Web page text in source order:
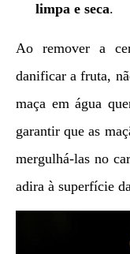
limpa e seca.
Ao remover a
danificar a fruta,
maça em água
garantir que as
mergulhá-las no
adira à superfície